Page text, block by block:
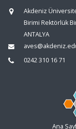
Akdeniz
Birimi Rektörlük
ANTALYA
0242 310 16 71
Ana